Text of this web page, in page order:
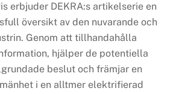
erbjuder DEKRA:s artikelserie en
översikt av den nuvarande och
Genom att tillhandahålla
hjälper de potentiella
beslut och främjar en
i en alltmer elektrifierad